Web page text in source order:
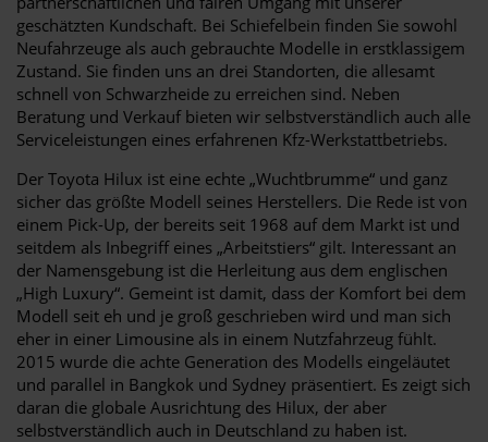
geschätzten Kundschaft. Bei Schiefelbein finden Sie sowohl
Neufahrzeuge als auch gebrauchte Modelle in erstklassigem
Zustand. Sie finden uns an drei Standorten, die allesamt
schnell von Schwarzheide zu erreichen sind. Neben
Beratung und Verkauf bieten wir selbstverständlich auch alle
Serviceleistungen eines erfahrenen Kfz-Werkstattbetriebs.
Der Toyota Hilux ist eine echte „Wuchtbrumme“ und ganz
sicher das größte Modell seines Herstellers. Die Rede ist von
einem Pick-Up, der bereits seit 1968 auf dem Markt ist und
seitdem als Inbegriff eines „Arbeitstiers“ gilt. Interessant an
der Namensgebung ist die Herleitung aus dem englischen
„High Luxury“. Gemeint ist damit, dass der Komfort bei dem
Modell seit eh und je groß geschrieben wird und man sich
eher in einer Limousine als in einem Nutzfahrzeug fühlt.
2015 wurde die achte Generation des Modells eingeläutet
und parallel in Bangkok und Sydney präsentiert. Es zeigt sich
daran die globale Ausrichtung des Hilux, der aber
selbstverständlich auch in Deutschland zu haben ist.